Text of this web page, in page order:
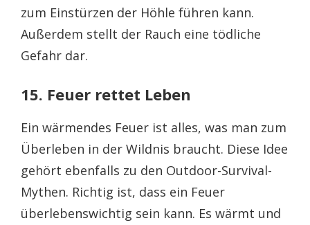
zum Einstürzen der Höhle führen kann.
Außerdem stellt der Rauch eine tödliche
Gefahr dar.
15. Feuer rettet Leben
Ein wärmendes Feuer ist alles, was man zum
Überleben in der Wildnis braucht. Diese Idee
gehört ebenfalls zu den Outdoor-Survival-
Mythen. Richtig ist, dass ein Feuer
überlebenswichtig sein kann. Es wärmt und